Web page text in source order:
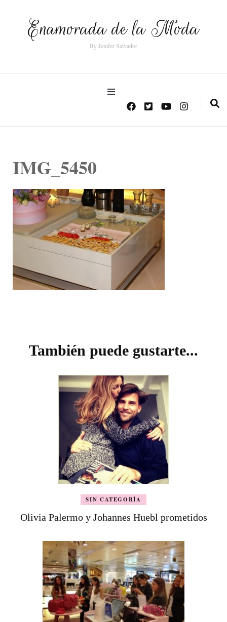
Enamorada de la Moda
By Jenifer Salvador
IMG_5450
entradas
También puede gustarte...
SIN CATEGORÍA
Olivia Palermo y Johannes Huebl prometidos